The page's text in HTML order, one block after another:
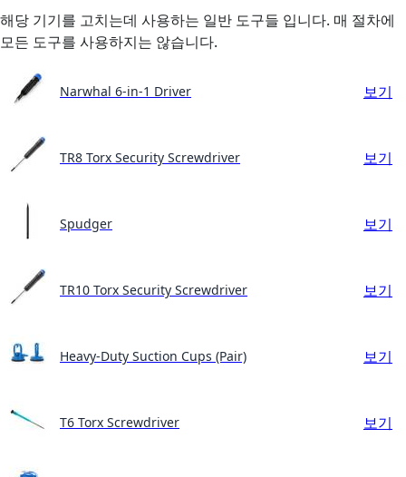
해당 기기를 고치는데 사용하는 일반 도구들 입니다. 매 절차에
모든 도구를 사용하지는 않습니다.
Narwhal 6-in-1 Driver 보기
TR8 Torx Security Screwdriver 보기
Spudger 보기
TR10 Torx Security Screwdriver 보기
Heavy-Duty Suction Cups (Pair) 보기
T6 Torx Screwdriver 보기